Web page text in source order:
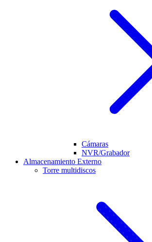
Cámaras
NVR/Grabador
Almacenamiento Externo
Torre multidiscos